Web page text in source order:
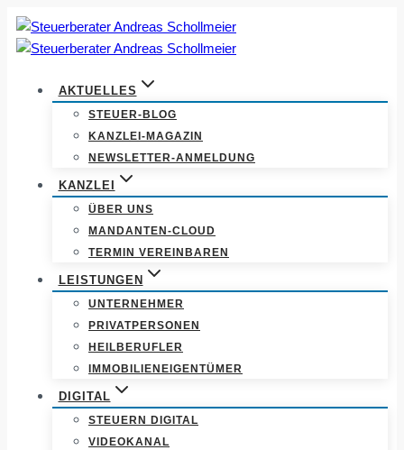
Zum
Inhalt
springen
AKTUELLES
STEUER-BLOG
KANZLEI-MAGAZIN
NEWSLETTER-ANMELDUNG
KANZLEI
ÜBER UNS
MANDANTEN-CLOUD
TERMIN VEREINBAREN
LEISTUNGEN
UNTERNEHMER
PRIVATPERSONEN
HEILBERUFLER
IMMOBILIENEIGENTÜMER
DIGITAL
STEUERN DIGITAL
VIDEOKANAL